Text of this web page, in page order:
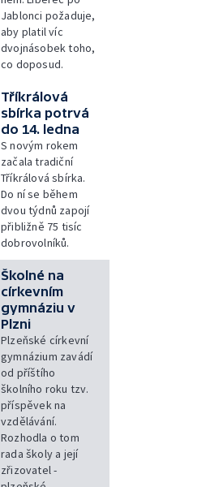
Jablonci požaduje,
aby platil víc
dvojnásobek toho,
co doposud.
Tříkrálová
sbírka potrvá
do 14. ledna
S novým rokem
začala tradiční
Tříkrálová sbírka.
Do ní se během
dvou týdnů zapojí
přibližně 75 tisíc
dobrovolníků.
Školné na
církevním
gymnáziu v
Plzni
Plzeňské církevní
gymnázium zavádí
od příštího
školního roku tzv.
příspěvek na
vzdělávání.
Rozhodla o tom
rada školy a její
zřizovatel -